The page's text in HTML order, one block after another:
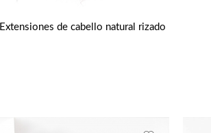
Extensiones de cabello natural rizado